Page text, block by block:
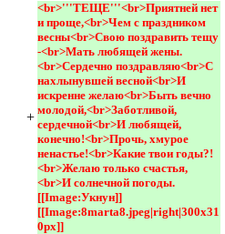
+
<br>'''ТЕЩЕ'''<br>Приятней нет
и проще,<br>Чем с праздником
весны<br>Свою поздравить тещу
-<br>Мать любящей жены.
<br>Сердечно поздравляю<br>С
нахлынувшей весной<br>И
искренне желаю<br>Быть вечно
молодой,<br>Заботливой,
сердечной<br>И любящей,
конечно!<br>Прочь, хмурое
ненастье!<br>Какие твои годы?!
<br>Желаю только счастья,
<br>И солнечной погоды.
[[Image:Укнун]]
[[Image:8marta8.jpeg|right|300x31
0px]]